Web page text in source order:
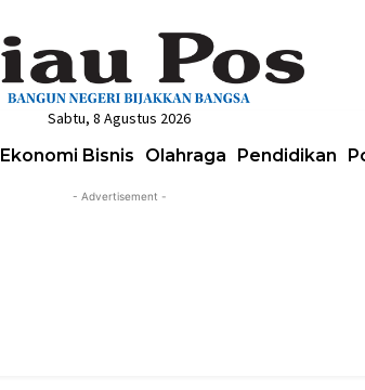
Sabtu, 8 Agustus 2026
Ekonomi Bisnis Olahraga Pendidikan
- Advertisement -